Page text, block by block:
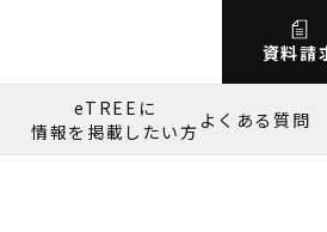
資料請
eTREEに
情報を掲載したい方 よくある質問